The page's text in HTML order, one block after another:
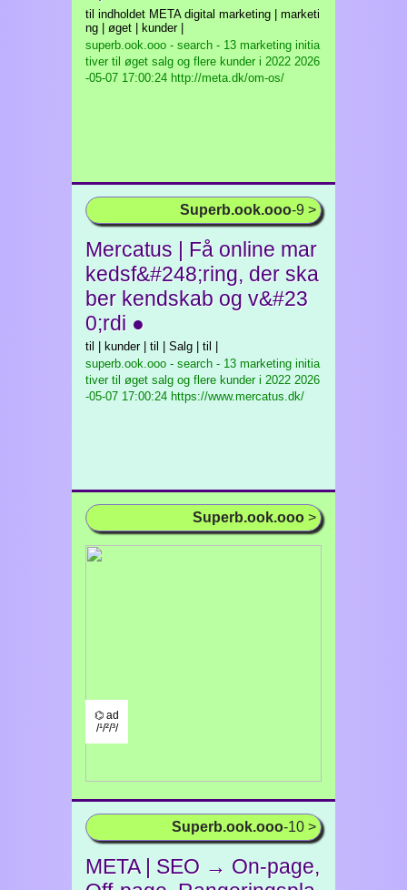
til indholdet META digital marketing | marketi
ng | øget | kunder |
superb.ook.ooo - search - 13 marketing initia
tiver til øget salg og flere kunder i 2022 2026
-05-07 17:00:24 http://meta.dk/om-os/
Superb.ook.ooo-9 >
Mercatus | Få online mar
kedsf&#248;ring, der ska
ber kendskab og v&#23
0;rdi ●
til | kunder | til | Salg | til |
superb.ook.ooo - search - 13 marketing initia
tiver til øget salg og flere kunder i 2022 2026
-05-07 17:00:24 https://www.mercatus.dk/
Superb.ook.ooo >
⌬ ad
/¹/²/³/
Superb.ook.ooo-10 >
META | SEO → On-page,